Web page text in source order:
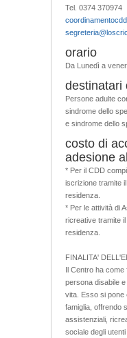
Tel. 0374 370974
orario
Da Lunedì a
destinatari
Persone adulte
sindrome dello
e sindrome dello
costo di
adesione
* Per il CDD
iscrizione tramite
residenza.
* Per le attività di
ricreative tramite
residenza.
FINALITA'
Il Centro ha come
persona disabile
vita. Esso si pone
famiglia, offrendo
assistenziali,
sociale degli